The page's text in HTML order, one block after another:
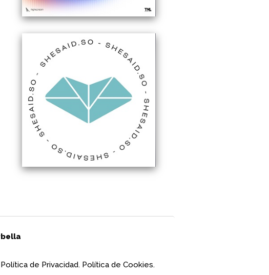
Política de Privacidad. Política de Cookies.